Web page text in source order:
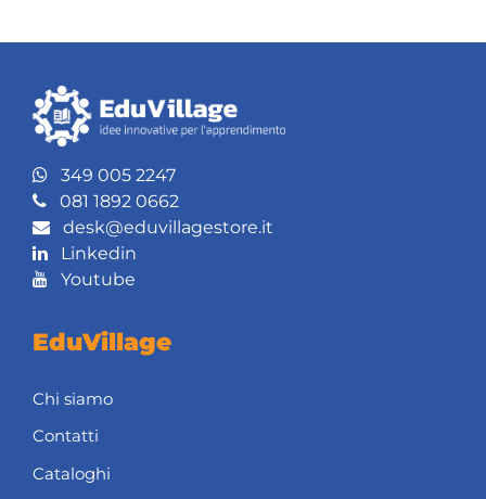
349 005 2247
081 1892 0662
desk@eduvillagestore.it
Linkedin
Youtube
EduVillage
Chi siamo
Contatti
Cataloghi